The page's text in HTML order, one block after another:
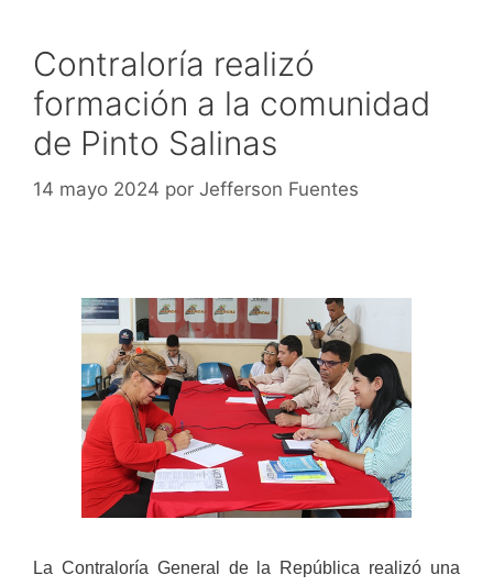
Contraloría realizó
formación a la comunidad
de Pinto Salinas
14 mayo 2024 por Jefferson Fuentes
La Contraloría General de la República realizó una